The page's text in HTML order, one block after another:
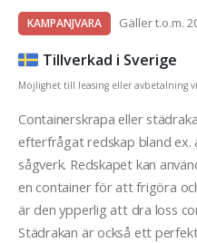
KAMPANJVARA Gäller t.o.m.
Tillverkad i Sverige
Möjlighet till leasing eller avbetalning
Containerskrapa eller
efterfrågat redskap bland ex.
sågverk. Redskapet kan
en container för att frigöra
är den ypperlig att dra loss
Städrakan är också ett